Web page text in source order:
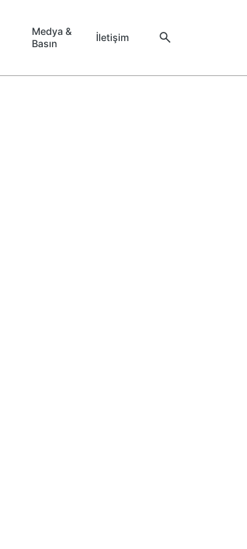
Medya &
Basın
İletişim